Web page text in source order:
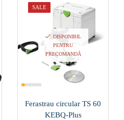
SALE
DISPONIBIL
PENTRU
PRECOMANDĂ
Ferastrau circular TS 60
KEBQ-Plus